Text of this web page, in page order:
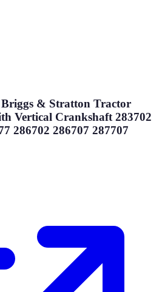
& Stratton Tractor
Vertical Crankshaft 283702
286702 286707 287707